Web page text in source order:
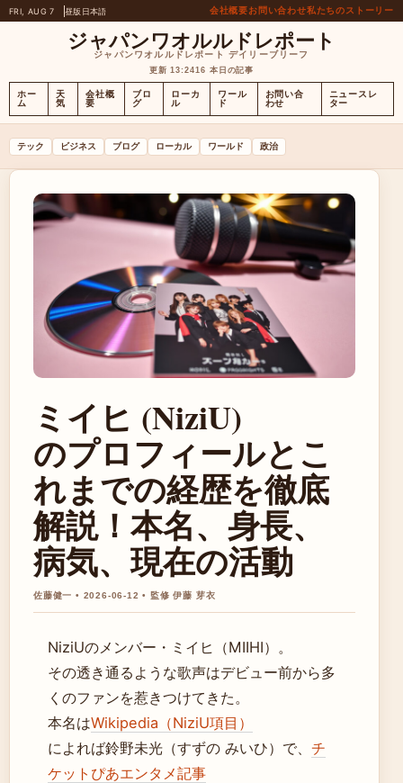
FRI, AUG 7 昼版 日本語 会社概要お問い合わせ私たちのストーリー
ジャパンワオルルドレポート
ジャパンワオルルドレポート デイリーブリーフ
更新 13:2416 本日の記事
ホー
ム
天
気
会社概
要
ブロ
グ
ローカ
ル
ワール
ド
お問い合
わせ
ニュースレ
ター
テック ビジネス ブログ ローカル ワールド 政治
ミイヒ (NiziU)
のプロフィールとこ
れまでの経歴を徹底
解説！本名、身長、
病気、現在の活動
佐藤健一 • 2026-06-12 • 監修 伊藤 芽衣
NiziUのメンバー・ミイヒ（MIIHI）。
その透き通るような歌声はデビュー前から多
くのファンを惹きつけてきた。
本名はWikipedia（NiziU項目）
によれば鈴野未光（すずの みいひ）で、 チ
ケットぴあエンタメ記事